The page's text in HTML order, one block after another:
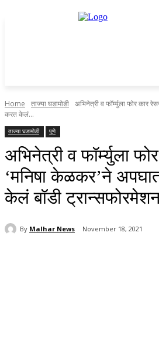
Home ताज्या घडामोडी अभिनेत्री व फॉर्म्युला फोर कार
करत केलं...
ताज्या घडामोडी पुणे
अभिनेत्री व फॉर्म्युला
‘मनिषा केळकर’ने
केलं बॉडी
By Malhar News November 18, 2021